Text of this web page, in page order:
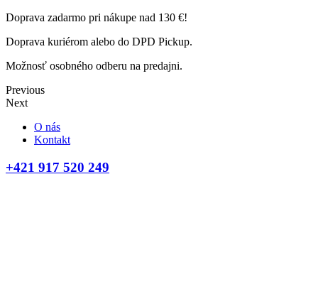
Doprava zadarmo pri nákupe nad 130 €!
Doprava kuriérom alebo do DPD Pickup.
Možnosť osobného odberu na predajni.
Previous
Next
O nás
Kontakt
+421 917 520 249